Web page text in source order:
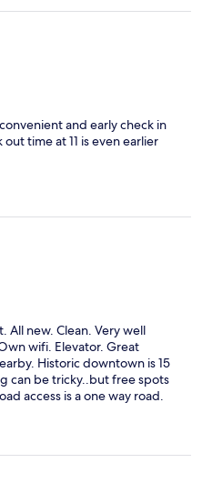
and early check in
time at 11 is even earlier
All new. Clean. Very well
wifi. Elevator. Great
Historic downtown is 15
can be tricky..but free spots
access is a one way road.